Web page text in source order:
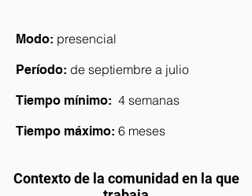
Modo: presencial
Período: de septiembre a julio
Tiempo mínimo: 4 semanas
Tiempo máximo: 6 meses
Contexto de la comunidad en la que